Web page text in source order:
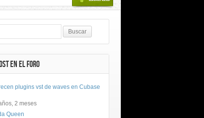
EN EL FORO
plugins vst de waves en Cubase
2 meses
Queen